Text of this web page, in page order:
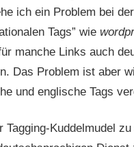
ich ein Problem bei
Tags” wie
manche Links auch
Das Problem ist aber
und englische Tags
Tagging-Kuddelmudel